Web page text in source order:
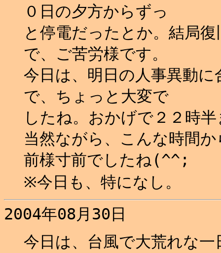
０日の夕方からずっ
と停電だったとか。結局
で、ご苦労様です。
今日は、明日の人事異動
で、ちょっと大変で
したね。おかげで２２時
当然ながら、こんな時間
前様寸前でしたね(^^;
※今日も、特になし。
2004年08月30日
今日は、台風で大荒れな